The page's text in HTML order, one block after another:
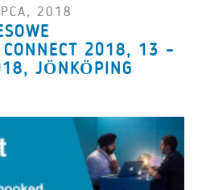
2018
CONNECT 2018, 13 –
JÖNKÖPING